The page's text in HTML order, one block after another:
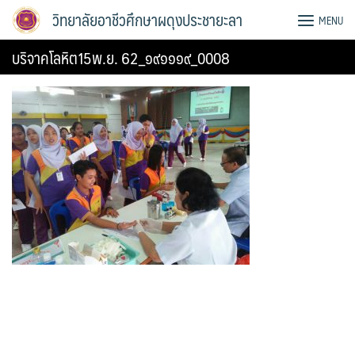
Skip
วิทยาลัยอาชีวศึกษาผดุงประชายะลา MENU
บริจาคโลหิต15พ.ย. 62_๑๙๑๑๑๙_0008